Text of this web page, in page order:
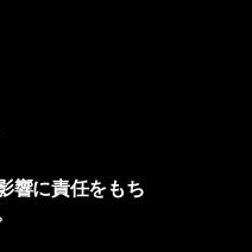
響に責任をもち